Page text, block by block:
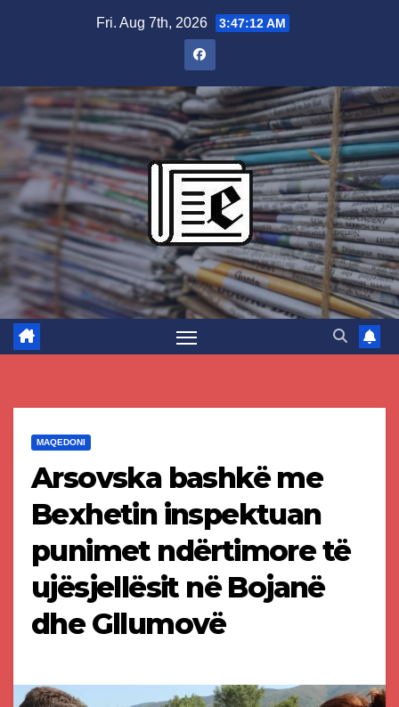
Fri. Aug 7th, 2026 3:47:13 AM
MAQEDONI
Arsovska bashkë me
Bexhetin inspektuan
punimet ndërtimore të
ujësjellësit në Bojanë
dhe Gllumovë